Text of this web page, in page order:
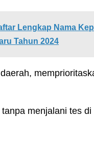
Lengkap Nama
Tahun 2024
menjalani tes